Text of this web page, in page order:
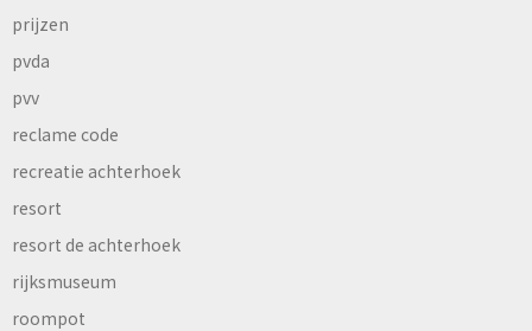
prijzen
pvda
pvv
reclame code
recreatie achterhoek
resort
resort de achterhoek
rijksmuseum
roompot